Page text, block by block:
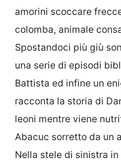
amorini scoccare
colomba, animale
Spostandoci più giù
una serie di episodi
Battista ed infine un
racconta la storia di
leoni mentre viene
Abacuc sorretto da un
Nella stele di sinistra